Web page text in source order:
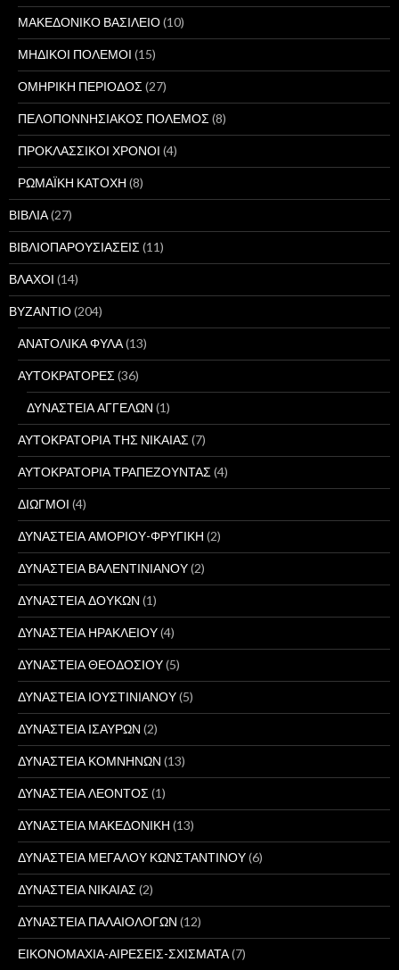
ΜΑΚΕΔΟΝΙΚΟ ΒΑΣΙΛΕΙΟ(10)
ΜΗΔΙΚΟΙ ΠΟΛΕΜΟΙ (15)
ΟΜΗΡΙΚΗ ΠΕΡΙΟΔΟΣ(27)
ΠΕΛΟΠΟΝΝΗΣΙΑΚΟΣ ΠΟΛΕΜΟΣ(8)
ΠΡΟΚΛΑΣΣΙΚΟΙ ΧΡΟΝΟΙ (4)
ΡΩΜΑΪΚΗ ΚΑΤΟΧΗ (8)
ΒΙΒΛΙΑ(27)
ΒΙΒΛΙΟΠΑΡΟΥΣΙΑΣΕΙΣ(11)
ΒΛΑΧΟΙ (14)
ΒΥΖΑΝΤΙΟ(204)
ΑΝΑΤΟΛΙΚΑ ΦΥΛΑ(13)
ΑΥΤΟΚΡΑΤΟΡΕΣ(36)
ΔΥΝΑΣΤΕΙΑ ΑΓΓΕΛΩΝ (1)
ΑΥΤΟΚΡΑΤΟΡΙΑ ΤΗΣ ΝΙΚΑΙΑΣ(7)
ΑΥΤΟΚΡΑΤΟΡΙΑ ΤΡΑΠΕΖΟΥΝΤΑΣ(4)
ΔΙΩΓΜΟΙ (4)
ΔΥΝΑΣΤΕΙΑ ΑΜΟΡΙΟΥ-ΦΡΥΓΙΚΗ (2)
ΔΥΝΑΣΤΕΙΑ ΒΑΛΕΝΤΙΝΙΑΝΟΥ(2)
ΔΥΝΑΣΤΕΙΑ ΔΟΥΚΩΝ (1)
ΔΥΝΑΣΤΕΙΑ ΗΡΑΚΛΕΙΟΥ(4)
ΔΥΝΑΣΤΕΙΑ ΘΕΟΔΟΣΙΟΥ(5)
ΔΥΝΑΣΤΕΙΑ ΙΟΥΣΤΙΝΙΑΝΟΥ(5)
ΔΥΝΑΣΤΕΙΑ ΙΣΑΥΡΩΝ (2)
ΔΥΝΑΣΤΕΙΑ ΚΟΜΝΗΝΩΝ (13)
ΔΥΝΑΣΤΕΙΑ ΛΕΟΝΤΟΣ(1)
ΔΥΝΑΣΤΕΙΑ ΜΑΚΕΔΟΝΙΚΗ (13)
ΔΥΝΑΣΤΕΙΑ ΜΕΓΑΛΟΥ ΚΩΝΣΤΑΝΤΙΝΟΥ(6)
ΔΥΝΑΣΤΕΙΑ ΝΙΚΑΙΑΣ(2)
ΔΥΝΑΣΤΕΙΑ ΠΑΛΑΙΟΛΟΓΩΝ (12)
ΕΙΚΟΝΟΜΑΧΙΑ-ΑΙΡΕΣΕΙΣ-ΣΧΙΣΜΑΤΑ(7)